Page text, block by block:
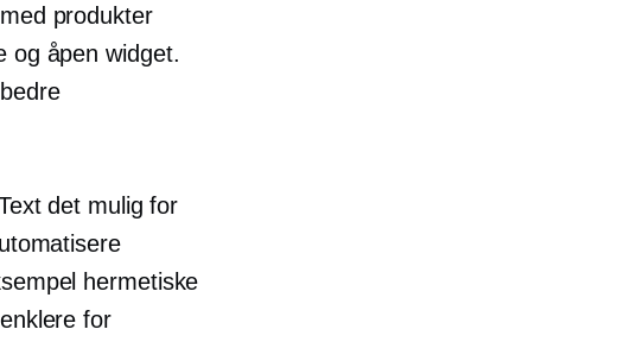
produkter
og åpen widget.
det mulig for
hermetiske
for